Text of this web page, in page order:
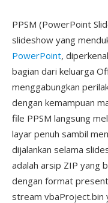
PPSM (PowerPoint
slideshow yang
PowerPoint,
bagian dari keluarga
menggabungkan
dengan kemampuan
file PPSM langsung
layar penuh sambil
dijalankan selama
adalah arsip ZIP yang
dengan format
stream vbaProject.bin